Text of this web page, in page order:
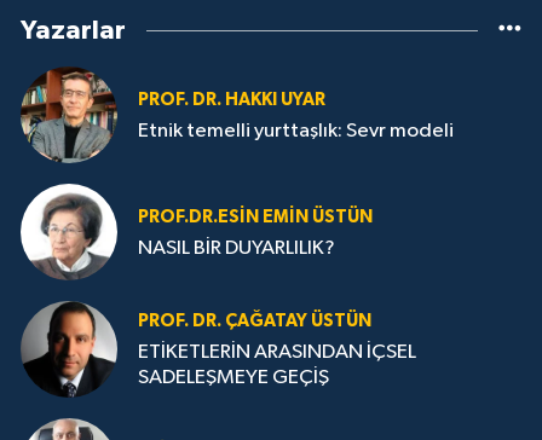
Yazarlar
PROF. DR. HAKKI UYAR
Etnik temelli yurttaşlık: Sevr modeli
PROF.DR.ESIN EMIN ÜSTÜN
NASIL BİR DUYARLILIK?
PROF. DR. ÇAĞATAY ÜSTÜN
ETİKETLERİN ARASINDAN İÇSEL
SADELEŞMEYE GEÇİŞ